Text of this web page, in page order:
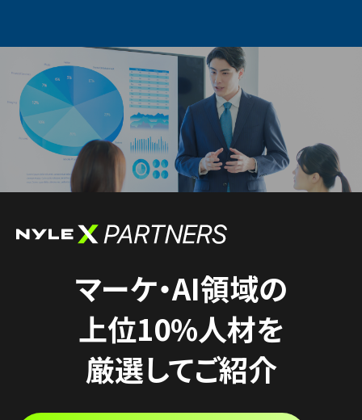
マーケ・AI領域の
上位10%人材を
厳選してご紹介